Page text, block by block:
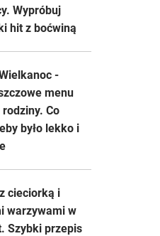
Wypróbuj
hit z boćwiną
-
menu
rodziny. Co
było lekko i
cieciorką i
warzywami w
Szybki przepis